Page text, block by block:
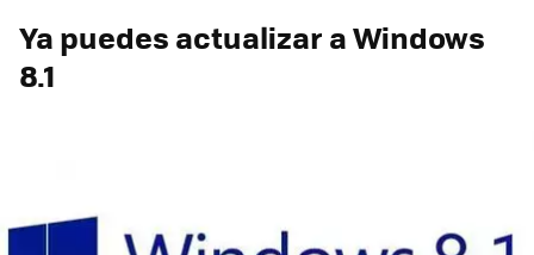
Ya puedes actualizar a Windows
8.1